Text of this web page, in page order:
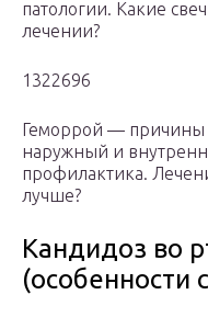
патологии. Какие
лечении?
1322696
Геморрой —
наружный и
профилактика.
лучше?
Кандидоз во
(особенности